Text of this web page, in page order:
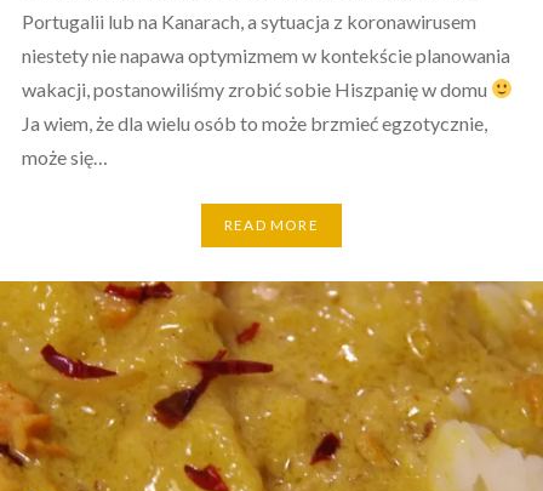
Portugalii lub na Kanarach, a sytuacja z koronawirusem
niestety nie napawa optymizmem w kontekście planowania
wakacji, postanowiliśmy zrobić sobie Hiszpanię w domu
Ja wiem, że dla wielu osób to może brzmieć egzotycznie,
może się…
READ MORE